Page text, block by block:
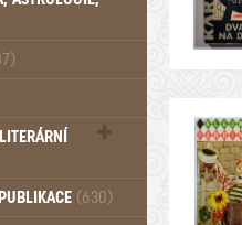
přísloví, (630)